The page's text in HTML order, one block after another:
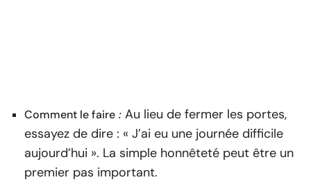
Comment le faire : Au lieu de fermer les portes,
essayez de dire : « J’ai eu une journée difficile
aujourd’hui ». La simple honnêteté peut être un
premier pas important.